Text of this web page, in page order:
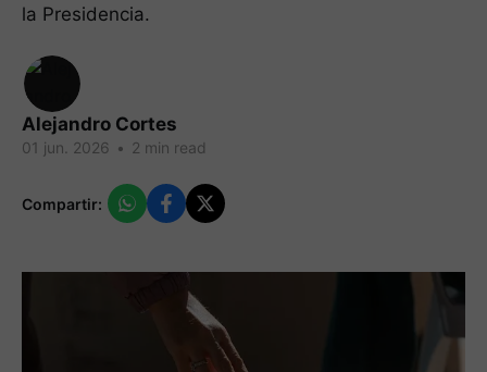
la Presidencia.
Alejandro Cortes
01 jun. 2026 • 2 min read
Compartir: